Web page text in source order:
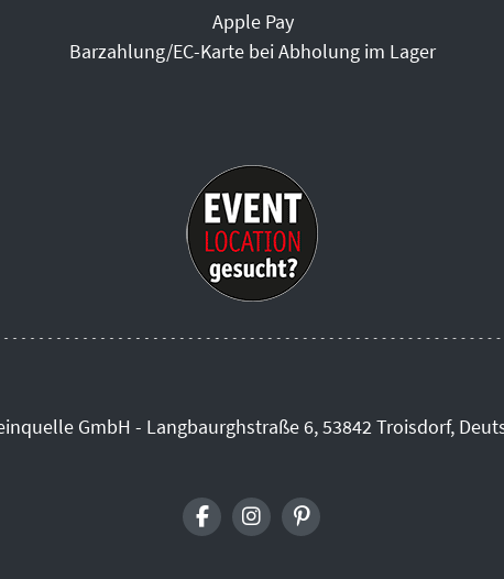
Apple Pay
Barzahlung/EC-Karte bei Abholung im Lager
GmbH - Langbaurghstraße 6, 53842 Troisdorf,